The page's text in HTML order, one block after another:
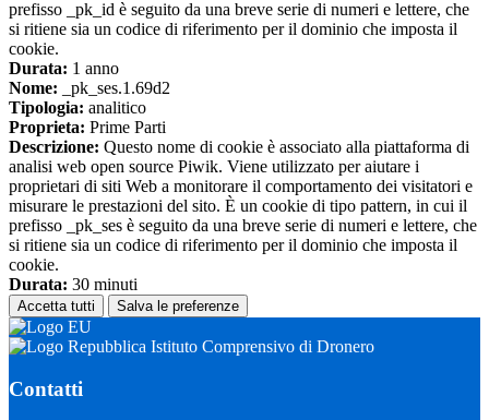
prefisso _pk_id è seguito da una breve serie di numeri e lettere, che
si ritiene sia un codice di riferimento per il dominio che imposta il
cookie.
Durata: 1 anno
Nome: _pk_ses.1.69d2
Tipologia: analitico
Proprieta: Prime Parti
Descrizione: Questo nome di cookie è associato alla piattaforma di
analisi web open source Piwik. Viene utilizzato per aiutare i
proprietari di siti Web a monitorare il comportamento dei visitatori e
misurare le prestazioni del sito. È un cookie di tipo pattern, in cui il
prefisso _pk_ses è seguito da una breve serie di numeri e lettere, che
si ritiene sia un codice di riferimento per il dominio che imposta il
cookie.
Durata: 30 minuti
Accetta tutti Salva le preferenze
Istituto Comprensivo di Dronero
Contatti